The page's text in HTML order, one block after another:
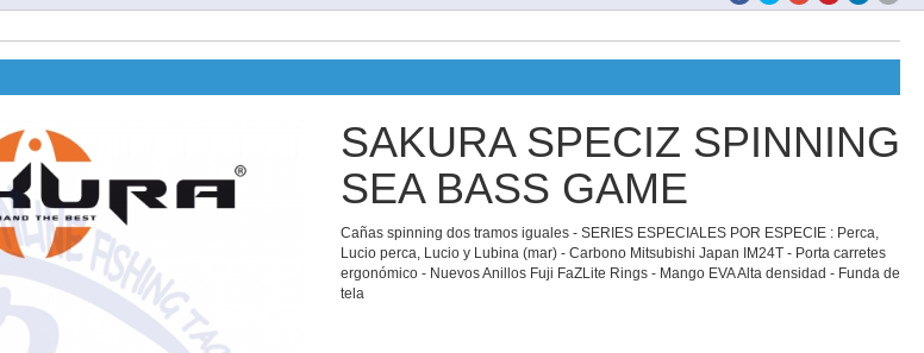
SAKURA SPECIZ SPINNING
SEA BASS GAME
Cañas spinning dos tramos iguales - SERIES ESPECIALES POR ESPECIE : Perca,
Lucio perca, Lucio y Lubina (mar) - Carbono Mitsubishi Japan IM24T - Porta carretes
ergonómico - Nuevos Anillos Fuji FaZLite Rings - Mango EVA Alta densidad - Funda de
tela